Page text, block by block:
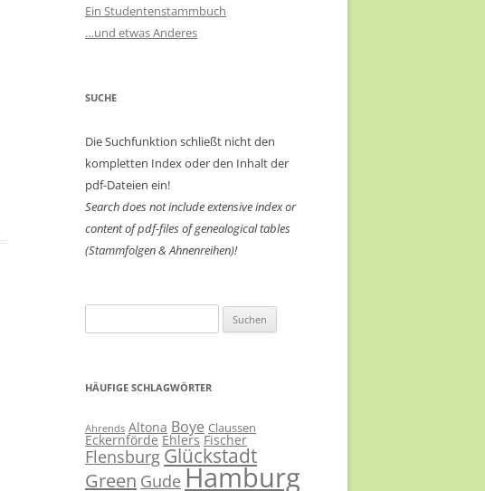
Ein Studentenstammbuch
…und etwas Anderes
SUCHE
Die Suchfunktion schließt nicht den
kompletten Index oder den Inhalt der
pdf-Dateien ein!
Search does not include extensive index or
content ofpdf-files of genealogical tables
(Stammfolgen & Ahnenreihen)!
nach:
HÄUFIGE SCHLAGWÖRTER
Ahrends Altona Boye Claussen
Eckernförde Ehlers Fischer
Flensburg Glückstadt
Green Gude Hamburg